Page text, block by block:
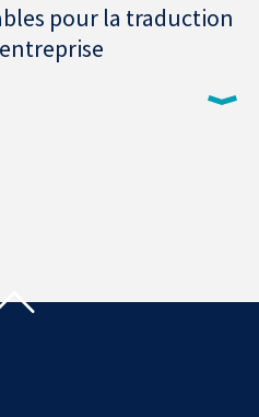
pour la traduction